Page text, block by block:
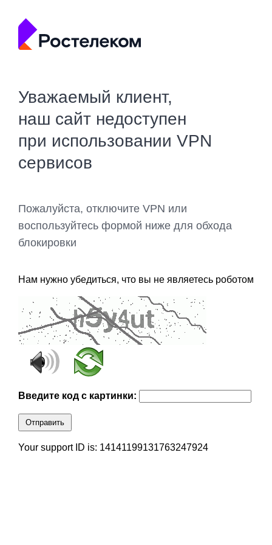
Уважаемый клиент,
наш сайт недоступен
при использовании VPN
сервисов
Пожалуйста, отключите VPN или
воспользуйтесь формой ниже для обхода
блокировки
Нам нужно убедиться, что вы не являетесь роботом
Введите код с картинки:
Отправить
Your support ID is: 14141199131763247924